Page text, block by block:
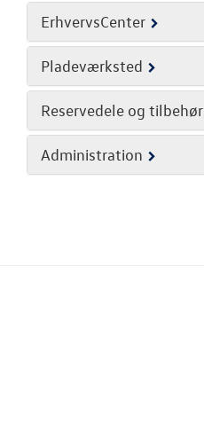
ErhvervsCenter
Pladeværksted
Reservedele og tilbehør
Administration